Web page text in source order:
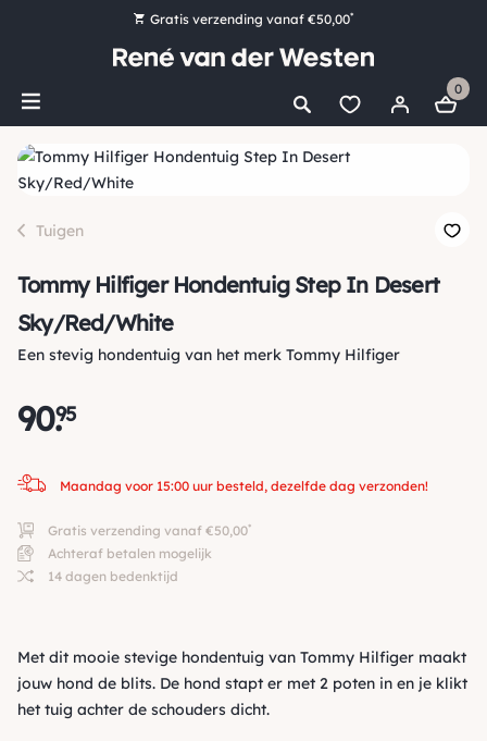
Gratis verzending vanaf €50,00*
Bestel nu, betaal later met Klarna
Ruim 16.000 artikelen op voorraad
0
Tuigen
Tommy Hilfiger Hondentuig Step In Desert
Sky/Red/White
Een stevig hondentuig van het merk Tommy Hilfiger
90.
95
Maandag voor 15:00 uur besteld, dezelfde dag verzonden!
Gratis verzending vanaf €50,00*
Achteraf betalen mogelijk
14 dagen bedenktijd
Met dit mooie stevige hondentuig van Tommy Hilfiger maakt
jouw hond de blits. De hond stapt er met 2 poten in en je klikt
het tuig achter de schouders dicht.